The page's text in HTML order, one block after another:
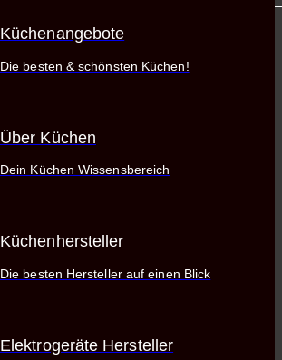
Küchenangebote
Die besten & schönsten Küchen!
Über Küchen
Dein Küchen Wissensbereich
Küchenhersteller
Die besten Hersteller auf einen Blick
Elektrogeräte Hersteller